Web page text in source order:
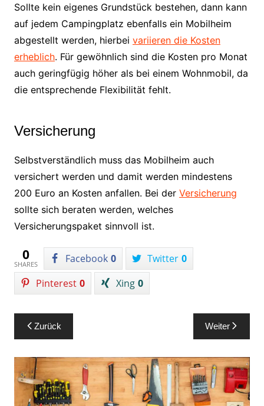
Sollte kein eigenes Grundstück bestehen, dann kann
auf jedem Campingplatz ebenfalls ein Mobilheim
abgestellt werden, hierbei variieren die Kosten
erheblich. Für gewöhnlich sind die Kosten pro Monat
auch geringfügig höher als bei einem Wohnmobil, da
die entsprechende Flexibilität fehlt.
Versicherung
Selbstverständlich muss das Mobilheim auch
versichert werden und damit werden mindestens
200 Euro an Kosten anfallen. Bei der Versicherung
sollte sich beraten werden, welches
Versicherungspaket sinnvoll ist.
0
SHARES Facebook 0 Twitter 0
Pinterest 0 Xing 0
Beitragsnavigation
Zurück Weiter